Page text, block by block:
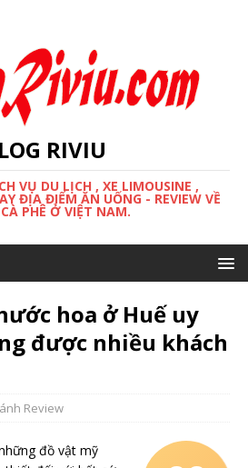
RIVIU
VỤ DU LỊCH , XE LIMOUSINE ,
ĐỊA ĐIỂM ĂN UỐNG - REVIEW VỀ
PHÊ Ở VIỆT NAM.
hoa ở Huế uy
được nhiều khách
Review
đồ vật mỹ